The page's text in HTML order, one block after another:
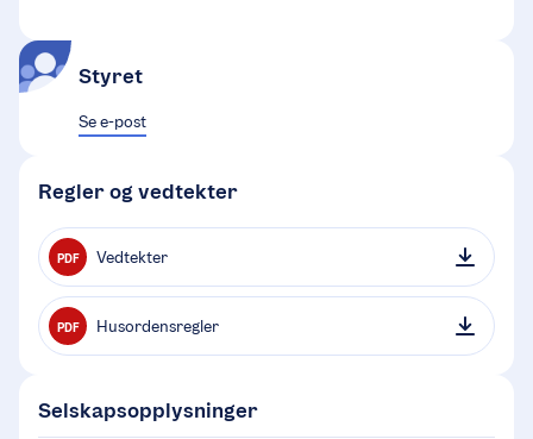
Styret
Se e-post
Regler og vedtekter
PDF Vedtekter
PDF Husordensregler
Selskapsopplysninger